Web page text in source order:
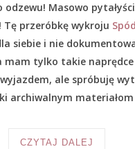
Masowo
przeróbkę wykroju
siebie i nie
mam tylko takie
ale spróbuję
archiwalnym
CZYTAJ DALEJ